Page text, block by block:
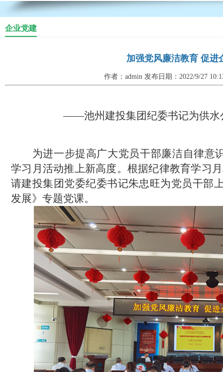
企业党建
加强党风廉洁教育 促进
作者：admin 发布日期：2022/9/27
——池州建投集团纪委书记为供水
为进一步提高广大党员干部廉洁自律意
学习月活动推上新高度。根据纪律教育学习
请建投集团党委纪委书记朱忠旺为党员干部
发展》专题党课。